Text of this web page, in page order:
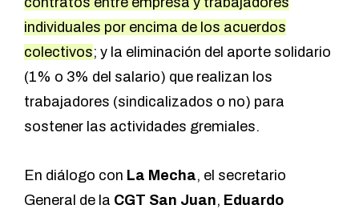
individuales por encima de los acuerdos
colectivos; y la eliminación del aporte solidario
(1% o 3% del salario) que realizan los
trabajadores (sindicalizados o no) para
sostener las actividades gremiales.
En diálogo con La Mecha, el secretario
General de la CGT San Juan, Eduardo